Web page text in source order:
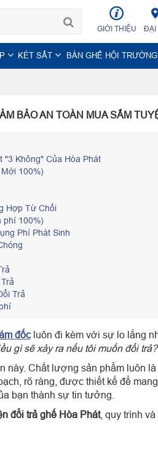
GIỚI THIỆU ĐẠI
KÉT SẮT BÀN GHẾ HỘI TRƯỜNG
BẢO AN TOÀN MUA SẮM
"3 Không" Của Hòa Phát
100%)
Hợp Từ Chối
phí 100%)
Phí Phát Sinh
Trả
đốcluôn đi kèm với sự lo lắng
gì sẽ xảy ra nếu tôi muốn đổi trả?
này. Chất lượng sản phẩm luôn
rõ ràng, được thiết kế để
bạn thành sự tin tưởng.
đổi trả ghế Hòa Phát, quy trình và